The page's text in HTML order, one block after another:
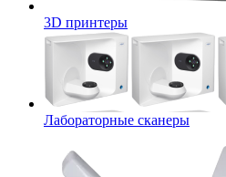
3D принтеры
Лабораторные сканеры